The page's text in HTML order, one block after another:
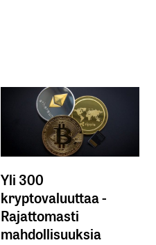
Yli 300
kryptovaluuttaa -
Rajattomasti
mahdollisuuksia